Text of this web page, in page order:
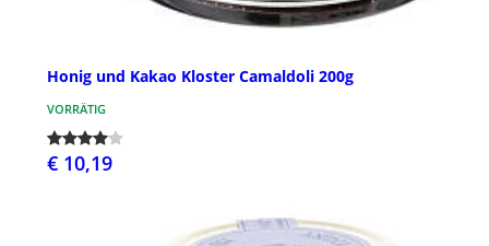
Honig und Kakao Kloster Camaldoli 200g
VORRÄTIG
€ 10,19